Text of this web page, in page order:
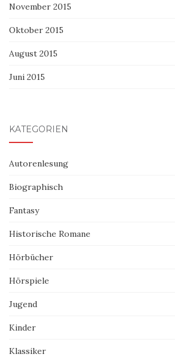
November 2015
Oktober 2015
August 2015
Juni 2015
KATEGORIEN
Autorenlesung
Biographisch
Fantasy
Historische Romane
Hörbücher
Hörspiele
Jugend
Kinder
Klassiker